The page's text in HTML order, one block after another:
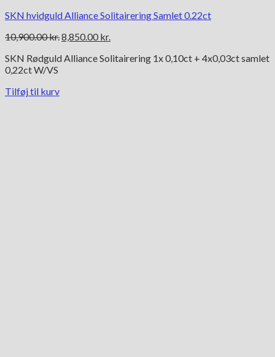
SKN hvidguld Alliance Solitairering Samlet 0.22ct
10,900.00kr.Den
pris
8,850.00 kr.
pris
SKN Rødguld Alliance Solitairering 1x 0,10ct + 4x0,03ct samlet
0,22ct W/VS
Tilføj til kurv